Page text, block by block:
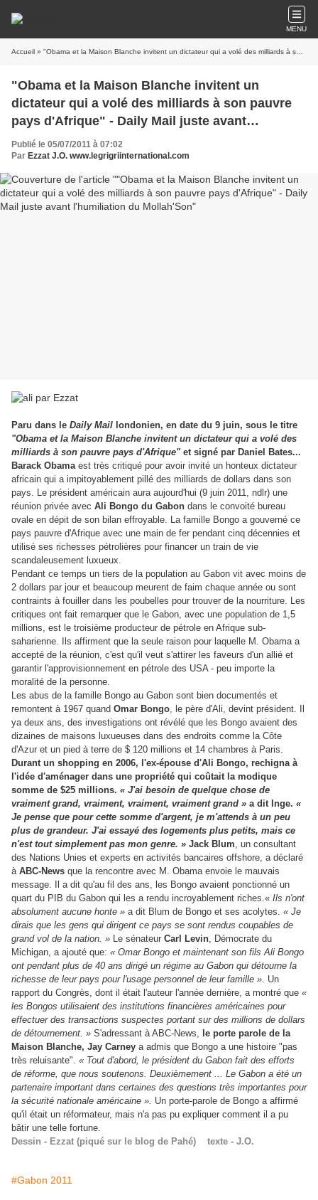
MENU
Accueil » "Obama et la Maison Blanche invitent un dictateur qui a volé des milliards à son pauvre pays d'Afrique" - Daily Mail juste avant l'humiliation du Mollah'Son
"Obama et la Maison Blanche invitent un
dictateur qui a volé des milliards à son pauvre
pays d'Afrique" - Daily Mail juste avant
l'humiliation du Mollah'Son
Publié le 05/07/2011 à 07:02
Par Ezzat J.O. www.legrigriinternational.com
Paru dans le Daily Mail londonien, en date du 9 juin, sous le titre
"Obama et la Maison Blanche invitent un dictateur qui a volé des
milliards à son pauvre pays d'Afrique"et signé par Daniel Bates...
Barack Obamaest très critiqué pour avoir invité un honteux dictateur
africain qui a impitoyablement pillé des milliards de dollars dans son
pays. Le président américain aura aujourd'hui (9 juin 2011, ndlr) une
réunion privée avec Ali Bongo du Gabon dans le convoité bureau
ovale en dépit de son bilan effroyable. La famille Bongo a gouverné ce
pays pauvre d'Afrique avec une main de fer pendant cinq décennies et
utilisé ses richesses pétrolières pour financer un train de vie
scandaleusement luxueux.
Pendant ce temps un tiers de la population au Gabon vit avec moins de
2 dollars par jour et beaucoup meurent de faim chaque année ou sont
contraints à fouiller dans les poubelles pour trouver de la nourriture. Les
critiques ont fait remarquer que le Gabon, avec une population de 1,5
millions, est le troisième producteur de pétrole en Afrique sub-
saharienne. Ils affirment que la seule raison pour laquelle M. Obama a
accepté de la réunion, c'est qu'il veut s'attirer les faveurs d'un allié et
garantir l'approvisionnement en pétrole des USA - peu importe la
moralité de la personne.
Les abus de la famille Bongo au Gabon sont bien documentés et
remontent à 1967 quand Omar Bongo, le père d'Ali, devint président.
ya deux ans, des investigations ont révélé que les Bongo avaient des
dizaines de maisons luxueuses dans des endroits comme la Côte
d'Azur et un pied à terre de $ 120 millions et 14 chambres à Paris.
Durant un shopping en 2006, l'ex-épouse d'Ali Bongo, rechigna à
l'idée d'aménager dans une propriété qui coûtait la modique
somme de $25 millions. « J'ai besoin de quelque chose de
vraiment grand, vraiment, vraiment, vraiment grand » a dit Inge. «
Je pense que pour cette somme d'argent, je m'attends à un peu
plus de grandeur. J'ai essayé des logements plus petits, mais ce
n'est tout simplement pas mon genre. » Jack Blum, un consultant
des Nations Unies et experts en activités bancaires offshore, a déclaré
à ABC-News que la rencontre avec M. Obama envoie le mauvais
message.
Il a dit qu'au fil des ans, les Bongo avaient ponctionné un
quart du PIB du Gabon qui les a rendu incroyablement riches.« Ils n'ont
absolument aucune honte » a dit Blum de Bongo et ses acolytes. « Je
dirais que les gens qui dirigent ce pays se sont rendus coupables de
grand vol de la nation. » Le sénateur Carl Levin, Démocrate du
Michigan, a ajouté que: « Omar Bongo et maintenant son fils Ali Bongo
ont pendant plus de 40 ans dirigé un régime au Gabon qui détourne la
richesse de leur pays pour l'usage personnel de leur famille ». Un
rapport du Congrès, dont il était l'auteur l'année dernière, a montré que «
les Bongos utilisaient des institutions financières américaines pour
effectuer des transactions suspectes portant sur des millions de dollars
de détournement. » S'adressant à ABC-News, le porte parole de la
Maison Blanche, Jay Carney a admis que Bongo a une histoire "pas
très reluisante". « Tout d'abord, le président du Gabon fait des efforts
de réforme, que nous soutenons. Deuxièmement ... Le Gabon a été un
partenaire important dans certaines des questions très importantes pour
la sécurité nationale américaine ». Un porte-parole de Bongo a affirmé
qu'il était un réformateur, mais n'a pas pu expliquer comment il a pu
bâtir une telle fortune.
Dessin - Ezzat (piqué sur le blog de Pahé) texte - J.O.
#Gabon 2011